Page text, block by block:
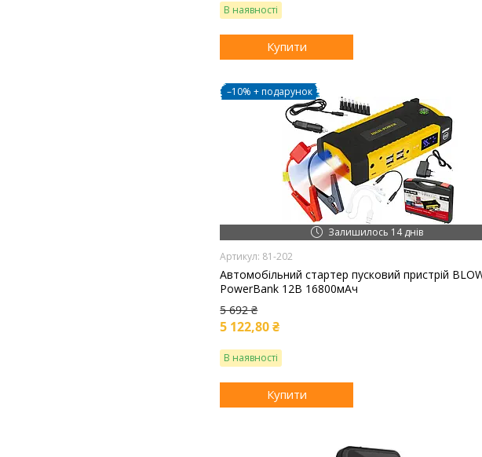
В наявності
Купити
–10%
Залишилось 14 днів
81-202
Автомобільний стартер пусковий пристрій
PowerBank 12В 16800мАч
5 692 ₴
5 122,80 ₴
В наявності
Купити